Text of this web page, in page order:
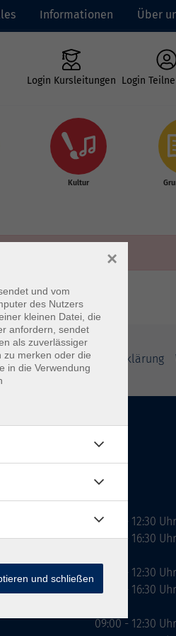
Informationen Über
Login Kursleitungen Login
Kultur
Barrierefreiheitserklärung
09:00 - 12:30 Uhr
13:00 - 16:30 Uhr
10:00 - 12:30 Uhr
13:00 - 16:30 Uhr
09:00 - 12:30 Uhr
und vom
des Nutzers
kleinen Datei, die
anfordern, sendet
als zuverlässiger
zu merken oder die
in die Verwendung
×
und schließen